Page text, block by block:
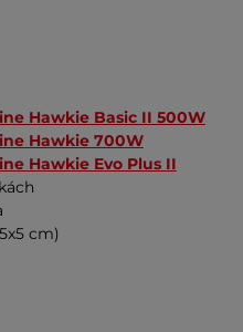
Hawkie Basic II 500W
Hawkie 700W
Hawkie Evo Plus II
cm)